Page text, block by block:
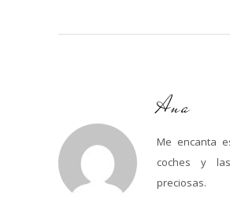
Ana
Me encanta
coches y
preciosas.